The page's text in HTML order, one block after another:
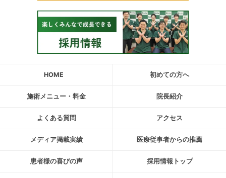
HOME 初めての方へ
施術メニュー・料金 院長紹介
よくある質問 アクセス
メディア掲載実績 医療従事者からの推薦
患者様の喜びの声 採用情報トップ